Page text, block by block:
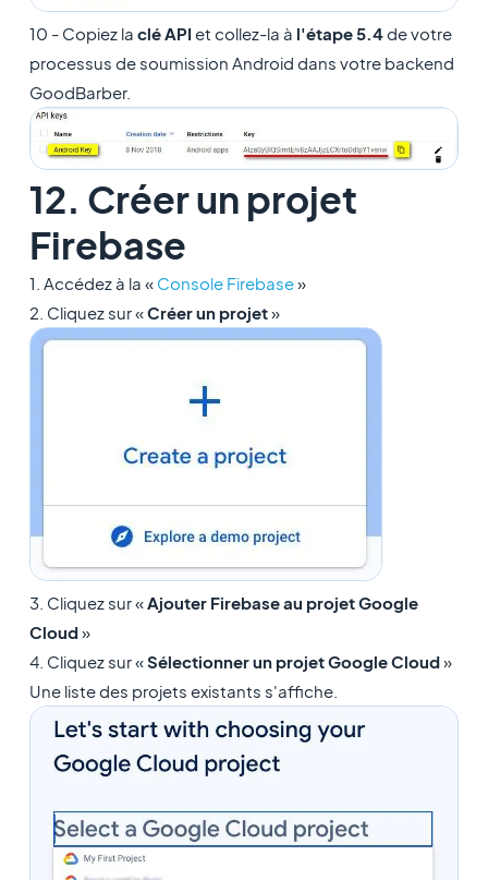
10 - Copiez la clé APIet collez-la à l'étape 5.4de votre
processus de soumission Android dans votre backend
GoodBarber.
12. Créer un projet
Firebase
1. Accédez à la « Console Firebase»
2. Cliquez sur «Créer un projet»
3. Cliquez sur « Ajouter Firebase au projet Google
Cloud»
4. Cliquez sur «Sélectionner un projet Google Cloud»
Une liste des projets existants s'affiche.